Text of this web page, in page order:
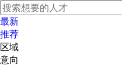
最新
推荐
区域
意向